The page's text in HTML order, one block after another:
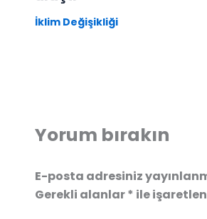
İklim Değişikliği
Yorum bırakın
E-posta adresiniz
Gerekli alanlar* ile